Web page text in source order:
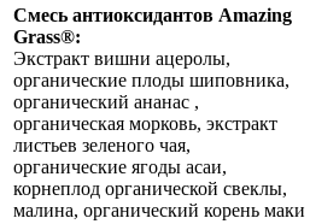
Смесь антиоксидантов Amazing
Grass®:
Экстракт вишни ацеролы,
органические плоды шиповника,
органический ананас ,
органическая морковь, экстракт
листьев зеленого чая,
органические ягоды асаи,
корнеплод органической свеклы,
малина, органический корень маки